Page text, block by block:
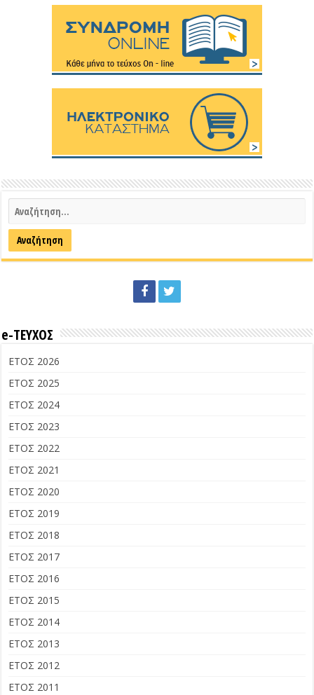
e-ΤΕΥΧΟΣ
ΕΤΟΣ 2026
ΕΤΟΣ 2025
ΕΤΟΣ 2024
ΕΤΟΣ 2023
ΕΤΟΣ 2022
ΕΤΟΣ 2021
ΕΤΟΣ 2020
ΕΤΟΣ 2019
ΕΤΟΣ 2018
ΕΤΟΣ 2017
ΕΤΟΣ 2016
ΕΤΟΣ 2015
ΕΤΟΣ 2014
ΕΤΟΣ 2013
ΕΤΟΣ 2012
ΕΤΟΣ 2011